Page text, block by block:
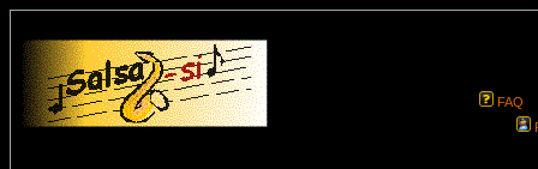
FAQ